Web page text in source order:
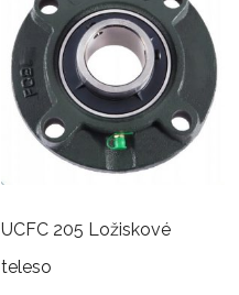
UCFC 205 Ložiskové
teleso